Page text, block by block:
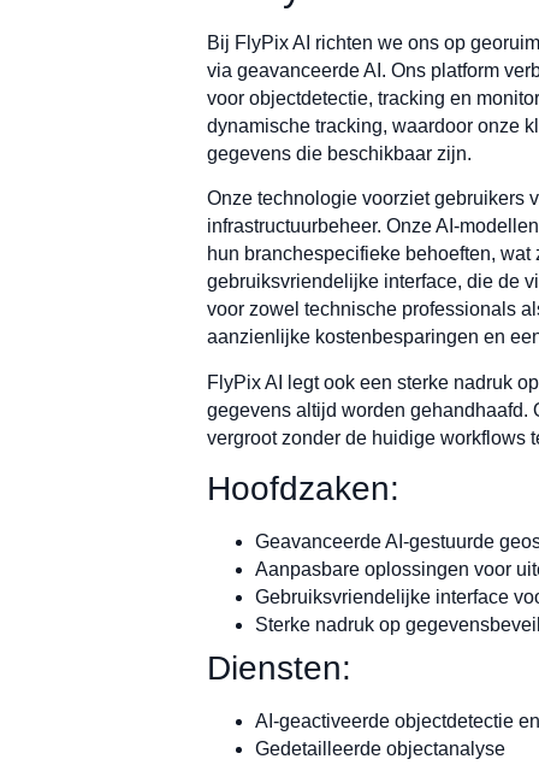
Bij FlyPix AI richten we ons op
via geavanceerde AI. Ons platform
voor objectdetectie, tracking en
dynamische tracking, waardoor onze
gegevens die beschikbaar zijn.
Onze technologie voorziet gebruikers
infrastructuurbeheer. Onze AI-
hun branchespecifieke behoeften,
gebruiksvriendelijke interface, die de
voor zowel technische professionals
aanzienlijke kostenbesparingen en
FlyPix AI legt ook een sterke nadruk
gegevens altijd worden gehandhaafd.
vergroot zonder de huidige workflows
Hoofdzaken:
Geavanceerde AI-gestuurde
Aanpasbare oplossingen voor
Gebruiksvriendelijke interface
Sterke nadruk op
Diensten:
AI-geactiveerde objectdetectie
Gedetailleerde objectanalyse